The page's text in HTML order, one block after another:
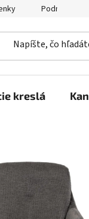
Podmienky
kreslá